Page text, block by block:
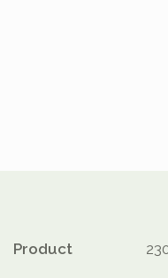
Product